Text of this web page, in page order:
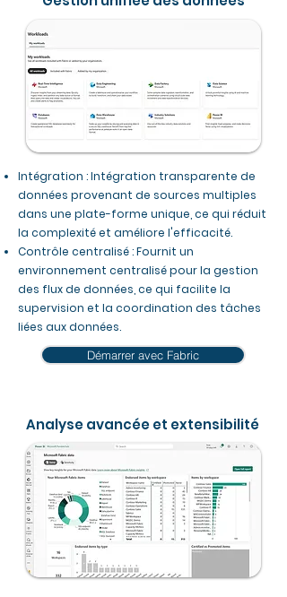
Intégration : Intégration transparente de
données provenant de sources multiples
dans une plate-forme unique, ce qui réduit
la complexité et améliore l'efficacité.
Contrôle centralisé : Fournit un
environnement centralisé pour la gestion
des flux de données, ce qui facilite la
supervision et la coordination des tâches
liées aux données.
Démarrer avec Fabric
Analyse avancée et extensibilité